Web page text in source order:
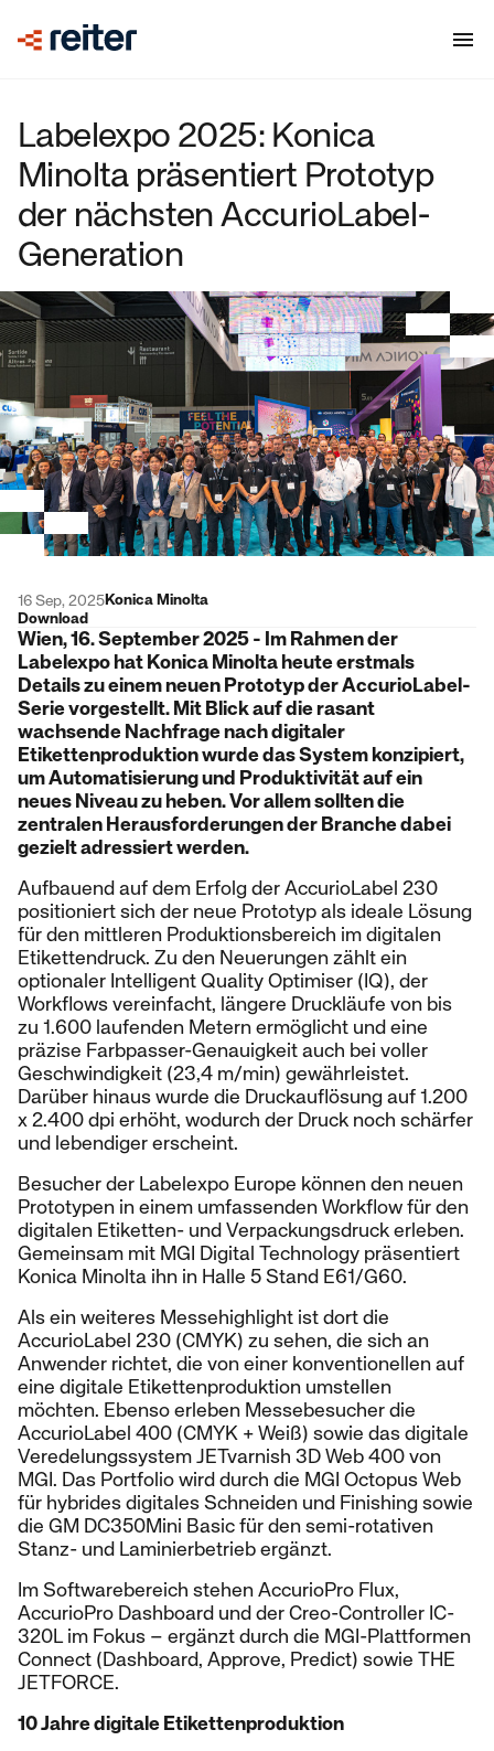
Labelexpo 2025: Konica
Minolta präsentiert Prototyp
der nächsten AccurioLabel-
Generation
16 Sep, 2025Konica Minolta
Download
Wien, 16. September 2025 - Im Rahmen der
Labelexpo hat Konica Minolta heute erstmals
Details zu einem neuen Prototyp der AccurioLabel-
Serie vorgestellt. Mit Blick auf die rasant
wachsende Nachfrage nach digitaler
Etikettenproduktion wurde das System konzipiert,
um Automatisierung und Produktivität auf ein
neues Niveau zu heben. Vor allem sollten die
zentralen Herausforderungen der Branche dabei
gezielt adressiert werden.
Aufbauend auf dem Erfolg der AccurioLabel 230
positioniert sich der neue Prototyp als ideale Lösung
für den mittleren Produktionsbereich im digitalen
Etikettendruck. Zu den Neuerungen zählt ein
optionaler Intelligent Quality Optimiser (IQ), der
Workflows vereinfacht, längere Druckläufe von bis
zu 1.600 laufenden Metern ermöglicht und eine
präzise Farbpasser-Genauigkeit auch bei voller
Geschwindigkeit (23,4 m/min) gewährleistet.
Darüber hinaus wurde die Druckauflösung auf 1.200
x 2.400 dpi erhöht, wodurch der Druck noch schärfer
und lebendiger erscheint.
Besucher der Labelexpo Europe können den neuen
Prototypen in einem umfassenden Workflow für den
digitalen Etiketten- und Verpackungsdruck erleben.
Gemeinsam mit MGI Digital Technology präsentiert
Konica Minolta ihn in Halle 5 Stand E61/G60.
Als ein weiteres Messehighlight ist dort die
AccurioLabel 230 (CMYK) zu sehen, die sich an
Anwender richtet, die von einer konventionellen auf
eine digitale Etikettenproduktion umstellen
möchten. Ebenso erleben Messebesucher die
AccurioLabel 400 (CMYK + Weiß) sowie das digitale
Veredelungssystem JETvarnish 3D Web 400 von
MGI. Das Portfolio wird durch die MGI Octopus Web
für hybrides digitales Schneiden und Finishing sowie
die GM DC350Mini Basic für den semi-rotativen
Stanz- und Laminierbetrieb ergänzt.
Im Softwarebereich stehen AccurioPro Flux,
AccurioPro Dashboard und der Creo-Controller IC-
320L im Fokus – ergänzt durch die MGI-Plattformen
Connect (Dashboard, Approve, Predict) sowie THE
JETFORCE.
10 Jahre digitale Etikettenproduktion